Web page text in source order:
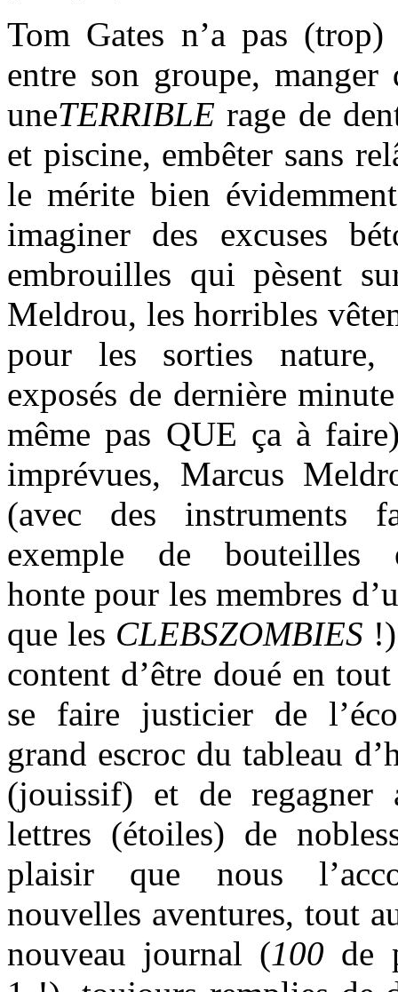
Tom Gates n’a pas
entre son groupe,
uneTERRIBLE rage de
et piscine, embêter sans
le mérite bien
imaginer des excuses
embrouilles qui pèsent
Meldrou, les horribles
pour les sorties
exposés de dernière
même pas QUE ça à
imprévues, Marcus
(avec des instruments
exemple de
honte pour les membres
que les CLEBSZOMBIES
content d’être doué en
se faire justicier de
grand escroc du tableau
(jouissif) et de regagner
lettres (étoiles) de
plaisir que nous
nouvelles aventures, tout
nouveau journal (100 de